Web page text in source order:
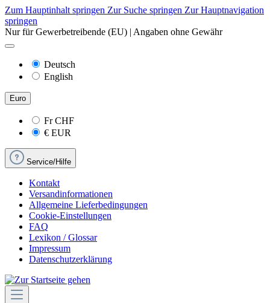
Zum Hauptinhalt springen Zur Suche springen Zur Hauptnavigation
springen
Nur für Gewerbetreibende (EU) | Angaben ohne Gewähr
Deutsch
English
Euro
FrCHF
€ EUR
Service/Hilfe
Kontakt
Versandinformationen
Allgemeine Lieferbedingungen
Cookie-Einstellungen
FAQ
Lexikon / Glossar
Impressum
Datenschutzerklärung